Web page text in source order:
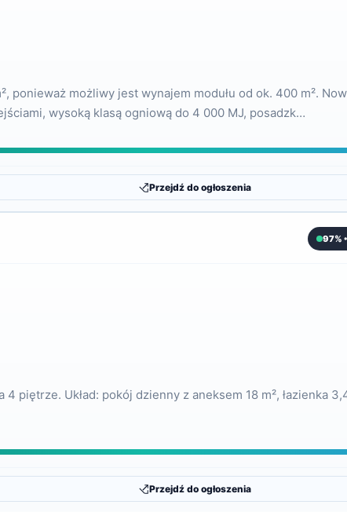
ponieważ możliwy jest wynajem modułu od ok. 400 m².
wysoką klasą ogniową do 4 000 MJ, posadzk…
Przejdź do ogłoszenia
97%
piętrze. Układ: pokój dzienny z aneksem 18 m², łazienka
Przejdź do ogłoszenia